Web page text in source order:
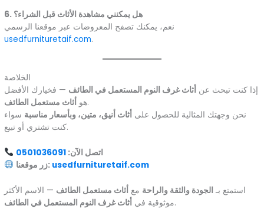
6. هل يمكنني مشاهدة الأثاث قبل الشراء؟
نعم، يمكنك تصفح المعروضات عبر موقعنا الرسمي
usedfurnituretaif.com.
الخلاصة
إذا كنت تبحث عن أثاث غرف النوم المستعمل في الطائف — فخيارك الأفضل
هو أثاث مستعمل الطائف
.
نحن وجهتك المثالية للحصول على أثاث أنيق، متين، وبأسعار مناسبة سواء
كنت تشتري أو تبيع.
اتصل الآن:0501036091
زر موقعنا:usedfurnituretaif.com
استمتع بـ الجودة والثقة والراحة مع أثاث مستعمل الطائف — الاسم الأكثر
موثوقية في أثاث غرف النوم المستعمل في الطائف .